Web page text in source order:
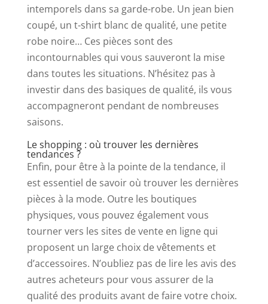
intemporels dans sa garde-robe. Un jean bien
coupé, un t-shirt blanc de qualité, une petite
robe noire… Ces pièces sont des
incontournables qui vous sauveront la mise
dans toutes les situations. N’hésitez pas à
investir dans des basiques de qualité, ils vous
accompagneront pendant de nombreuses
saisons.
Le shopping : où trouver les dernières
tendances ?
Enfin, pour être à la pointe de la tendance, il
est essentiel de savoir où trouver les dernières
pièces à la mode. Outre les boutiques
physiques, vous pouvez également vous
tourner vers les sites de vente en ligne qui
proposent un large choix de vêtements et
d’accessoires. N’oubliez pas de lire les avis des
autres acheteurs pour vous assurer de la
qualité des produits avant de faire votre choix.